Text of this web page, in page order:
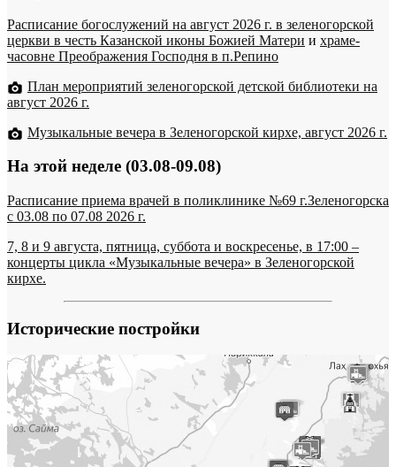
Расписание богослужений на август 2026 г. в зеленогорской
церкви в честь Казанской иконы Божией Матери и храме-
часовне Преображения Господня в п.Репино
План мероприятий зеленогорской детской библиотеки на
август 2026 г.
Музыкальные вечера в Зеленогорской кирхе, август 2026 г.
На этой неделе (03.08-09.08)
Расписание приема врачей в поликлинике №69 г.Зеленогорска
c 03.08 по 07.08 2026 г.
7, 8 и 9 августа, пятница, суббота и воскресенье, в 17:00 –
концерты цикла «Музыкальные вечера» в Зеленогорской
кирхе.
Исторические постройки